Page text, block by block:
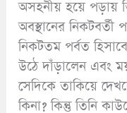
অসহনীয় হয়ে পড়ায়
অবস্থানের নিকটবর্তী
নিকটতম পর্বত
উঠে দাঁড়ালেন এবং
সেদিকে তাকিয়ে
কিনা? কিন্তু তিনি